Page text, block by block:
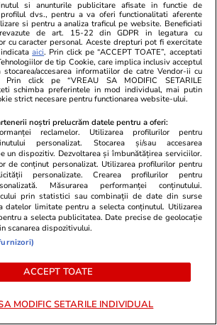
14 iul.
de poticnire
în drumul
mandat
Război Iran
Divertisment
Monden
Retete culinare
Fructe si legume
Ingrijirea
si anunturile publicitare afisate in functie de
dvs., pentru a va oferi functionalitati aferente
si pentru a analiza traficul pe website. Beneficiati
de art. 15-22 din GDPR in legatura cu
cu caracter personal. Aceste drepturi pot fi exercitate
aici. Prin click pe “ACCEPT TOATE”, acceptati
de tip Cookie, care implica inclusiv acceptul
accesarea informatiilor de catre Vendor-ii cu
Prin click pe “VREAU SA MODIFIC SETARILE
schimba preferintele in mod individual, mai putin
strict necesare pentru functionarea website-ului.
noștri prelucrăm datele pentru a oferi:
reclamelor. Utilizarea profilurilor pentru
personalizat. Stocarea și/sau accesarea
un dispozitiv. Dezvoltarea și îmbunătățirea serviciilor.
de conținut personalizat. Utilizarea profilurilor pentru
personalizate. Crearea profilurilor pentru
Măsurarea performanței conținutului.
prin statistici sau combinații de date din surse
datelor limitate pentru a selecta conținutul. Utilizarea
a selecta publicitatea. Date precise de geolocație
scanarea dispozitivului.
ACCEPT TOATE
MODIFIC SETARILE INDIVIDUAL